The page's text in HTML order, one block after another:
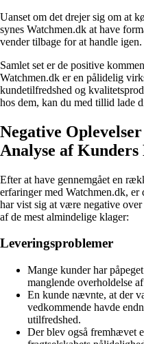
Uanset om det drejer sig om at
synes Watchmen.dk at have
vender tilbage for at handle igen.
Samlet set er de positive
Watchmen.dk er en pålidelig
kundetilfredshed og
hos dem, kan du med tillid lade
Negative
Analyse af
Efter at have gennemgået en
erfaringer med Watchmen.dk, er
har vist sig at være negative
af de mest almindelige klager:
Leveringsproblemer
Mange kunder har
manglende overholdelse
En kunde nævnte, at der
vedkommende havde
utilfredshed.
Der blev også fremhævet